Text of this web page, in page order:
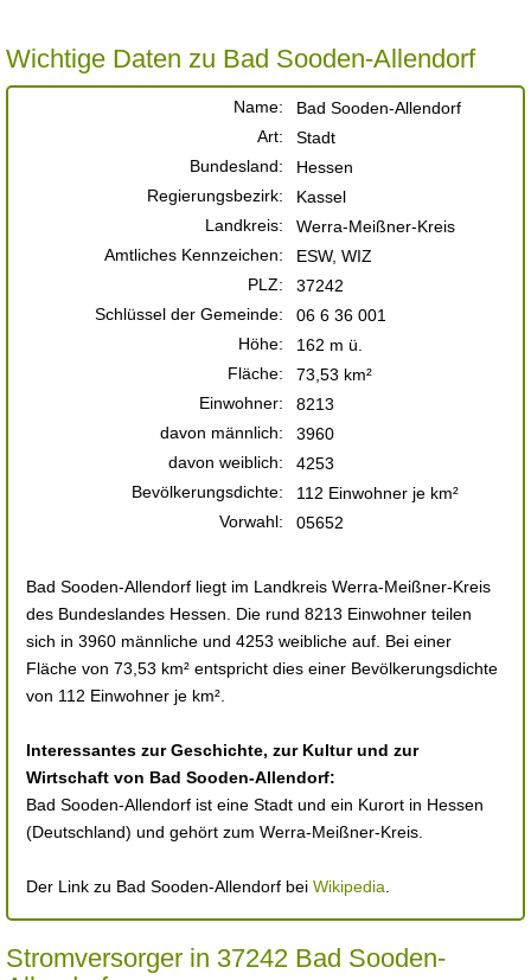
Wichtige Daten zu Bad Sooden-Allendorf
Name:
Bad Sooden-Allendorf
Art:
Stadt
Bundesland:
Hessen
Regierungsbezirk:
Kassel
Landkreis:
Werra-Meißner-Kreis
Amtliches Kennzeichen:
ESW, WIZ
PLZ:
37242
Schlüssel der Gemeinde:
06 6 36 001
Höhe:
162 m ü.
Fläche:
73,53 km²
Einwohner:
8213
davon männlich:
3960
davon weiblich:
4253
Bevölkerungsdichte:
112 Einwohner je km²
Vorwahl:
05652
Bad Sooden-Allendorf liegt im Landkreis Werra-Meißner-Kreis
des Bundeslandes Hessen. Die rund 8213 Einwohner teilen
sich in 3960 männliche und 4253 weibliche auf. Bei einer
Fläche von 73,53 km² entspricht dies einer Bevölkerungsdichte
von 112 Einwohner je km².
Interessantes zur Geschichte, zur Kultur und zur
Wirtschaft von Bad Sooden-Allendorf:
Bad Sooden-Allendorf ist eine Stadt und ein Kurort in Hessen
(Deutschland) und gehört zum Werra-Meißner-Kreis.
Der Link zu Bad Sooden-Allendorf bei Wikipedia
Stromversorger in 37242 Bad Sooden-